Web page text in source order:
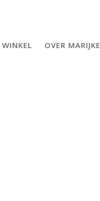
WINKEL OVER MARIJKE